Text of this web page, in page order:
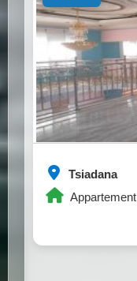
Tsiadana